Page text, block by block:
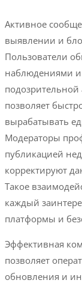
Активное
выявлении и
Пользователи
наблюдениями и
подозрительной
позволяет
вырабатывать
Модераторы
публикацией
корректируют
Такое
каждый
платформы и
Эффективная
позволяет
обновления и